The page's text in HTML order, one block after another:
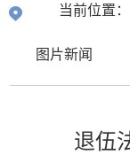
方网
当前位置：
图片新闻
退伍